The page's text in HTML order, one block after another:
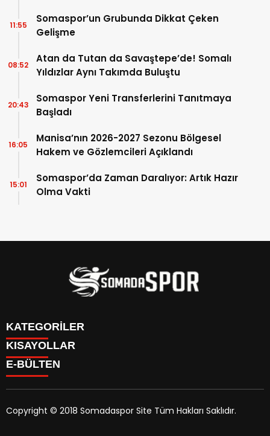
Somaspor’un Grubunda Dikkat Çeken
Gelişme
11:55
Atan da Tutan da Savaştepe’de! Somalı
Yıldızlar Aynı Takımda Buluştu
08:52
Somaspor Yeni Transferlerini Tanıtmaya
Başladı
20:43
Manisa’nın 2026-2027 Sezonu Bölgesel
Hakem ve Gözlemcileri Açıklandı
16:05
Somaspor’da Zaman Daralıyor: Artık Hazır
Olma Vakti
15:01
KATEGORİLER
İletişim
İstatistikler & Puan Durumu & Fikstür
Yayın Politikamız
KISAYOLLAR
Genel
Somaspor
E-BÜLTEN
Copyright © 2018 Somadaspor Site Tüm Hakları Saklıdır.